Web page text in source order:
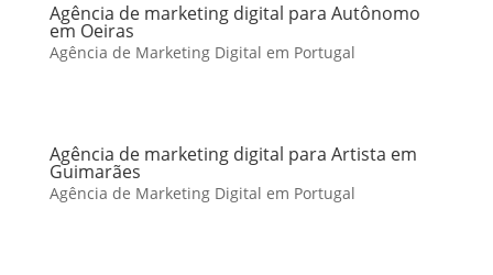
Agência de marketing digital para Autônomo
em Oeiras
Agência de Marketing Digital em Portugal
Agência de marketing digital para Artista em
Guimarães
Agência de Marketing Digital em Portugal